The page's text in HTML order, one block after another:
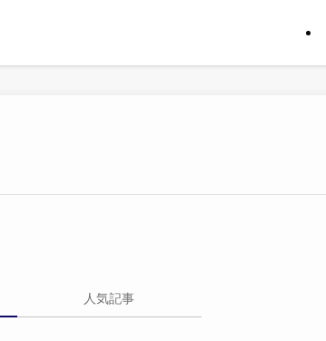
人気記事